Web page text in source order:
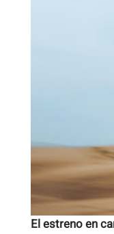
El estreno en